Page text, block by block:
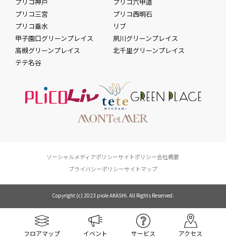
フロアマップ イベント サービス アクセス
プリコ三宮
プリコ西明石
プリコ垂水
リブ
甲子園口グリーンプレイス
夙川グリーンプレイス
高槻グリーンプレイス
北千里グリーンプレイス
テテ名谷
ソーシャルメディアポリシーサイトポリシー会社概要
プライバシーポリシーサイトマップ
Copyright (c) 2023 piole AKASHI. All Rights Reserved.